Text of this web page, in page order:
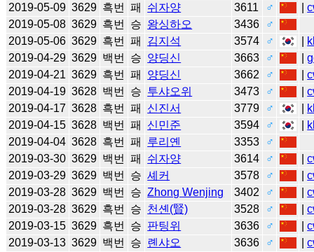
2019-05-09 3629 흑번 패 쉬자양 3611 ♂ |
2019-05-08 3629 흑번 승 왕싱하오 3436
♂
2019-05-06 3629 흑번 패 김지석 3574 ♂
2019-04-29 3629 백번 승 양딩신 3663 ♂ |
2019-04-21 3629 흑번 패 양딩신 3662 ♂ |
2019-04-19 3628 백번 승 투샤오위 3473 ♂ |
2019-04-17 3628 흑번 패 신진서 3779 ♂
2019-04-15 3628 백번 패 신민준 3594 ♂
2019-04-04 3628 흑번 패 루리옌 3353
♂
2019-03-30 3629 백번 패 쉬자양 3614 ♂ |
2019-03-29 3629 백번 승 셰커 3578 ♂ |
2019-03-28 3629 백번 승 Zhong Wenjing 3402 ♂ |
2019-03-28 3629 흑번 승 천셴(賢) 3528 ♂ |
2019-03-15 3629 흑번 승 판팅위 3636 ♂ |
2019-03-13 3629 백번 승 롄샤오 3636 ♂ |